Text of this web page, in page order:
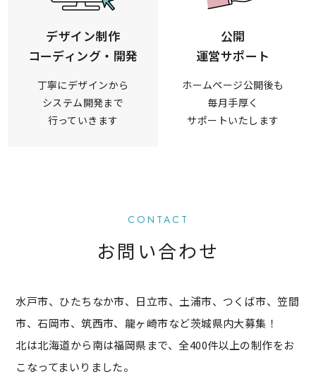
デザイン制作
コーディング・開発
丁寧にデザインから
システム開発まで
行っていきます
公開
運営サポート
ホームページ公開後も
毎月手厚く
サポートいたします
お問い合わせ
CONTACT
水戸市、ひたちなか市、日立市、土浦市、つくば市、笠間
市、石岡市、筑西市、龍ヶ崎市など茨城県内大募集！
北は北海道から南は福岡県まで、全400件以上の制作をお
こなってまいりました。